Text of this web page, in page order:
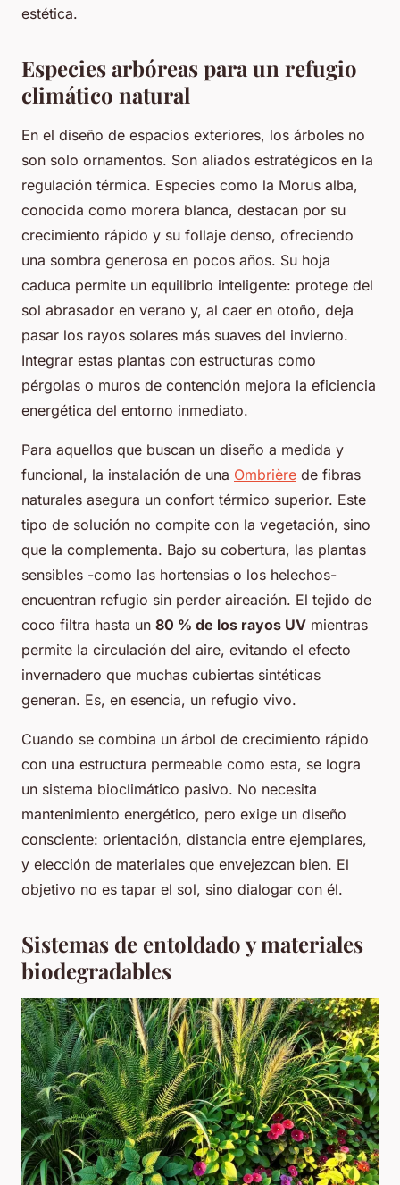
estética.
Especies arbóreas para un refugio
climático natural
En el diseño de espacios exteriores, los árboles no
son solo ornamentos. Son aliados estratégicos en la
regulación térmica. Especies como la Morus alba,
conocida como morera blanca, destacan por su
crecimiento rápido y su follaje denso, ofreciendo
una sombra generosa en pocos años. Su hoja
caduca permite un equilibrio inteligente: protege del
sol abrasador en verano y, al caer en otoño, deja
pasar los rayos solares más suaves del invierno.
Integrar estas plantas con estructuras como
pérgolas o muros de contención mejora la eficiencia
energética del entorno inmediato.
Para aquellos que buscan un diseño a medida y
funcional, la instalación de una Ombrière de fibras
naturales asegura un confort térmico superior. Este
tipo de solución no compite con la vegetación, sino
que la complementa. Bajo su cobertura, las plantas
sensibles -como las hortensias o los helechos-
encuentran refugio sin perder aireación. El tejido de
coco filtra hasta un 80 % de los rayos UV mientras
permite la circulación del aire, evitando el efecto
invernadero que muchas cubiertas sintéticas
generan. Es, en esencia, un refugio vivo.
Cuando se combina un árbol de crecimiento rápido
con una estructura permeable como esta, se logra
un sistema bioclimático pasivo. No necesita
mantenimiento energético, pero exige un diseño
consciente: orientación, distancia entre ejemplares,
y elección de materiales que envejezcan bien. El
objetivo no es tapar el sol, sino dialogar con él.
Sistemas de entoldado y materiales
biodegradables